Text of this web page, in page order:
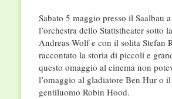
Sabato 5 maggio presso il Saalbau
l’orchestra dello Stattstheater sotto
Andreas Wolf e con il solita Stefan
raccontato la storia di piccoli e
questo omaggio al cinema non
l’omaggio al gladiatore Ben Hur o
gentiluomo Robin Hood.